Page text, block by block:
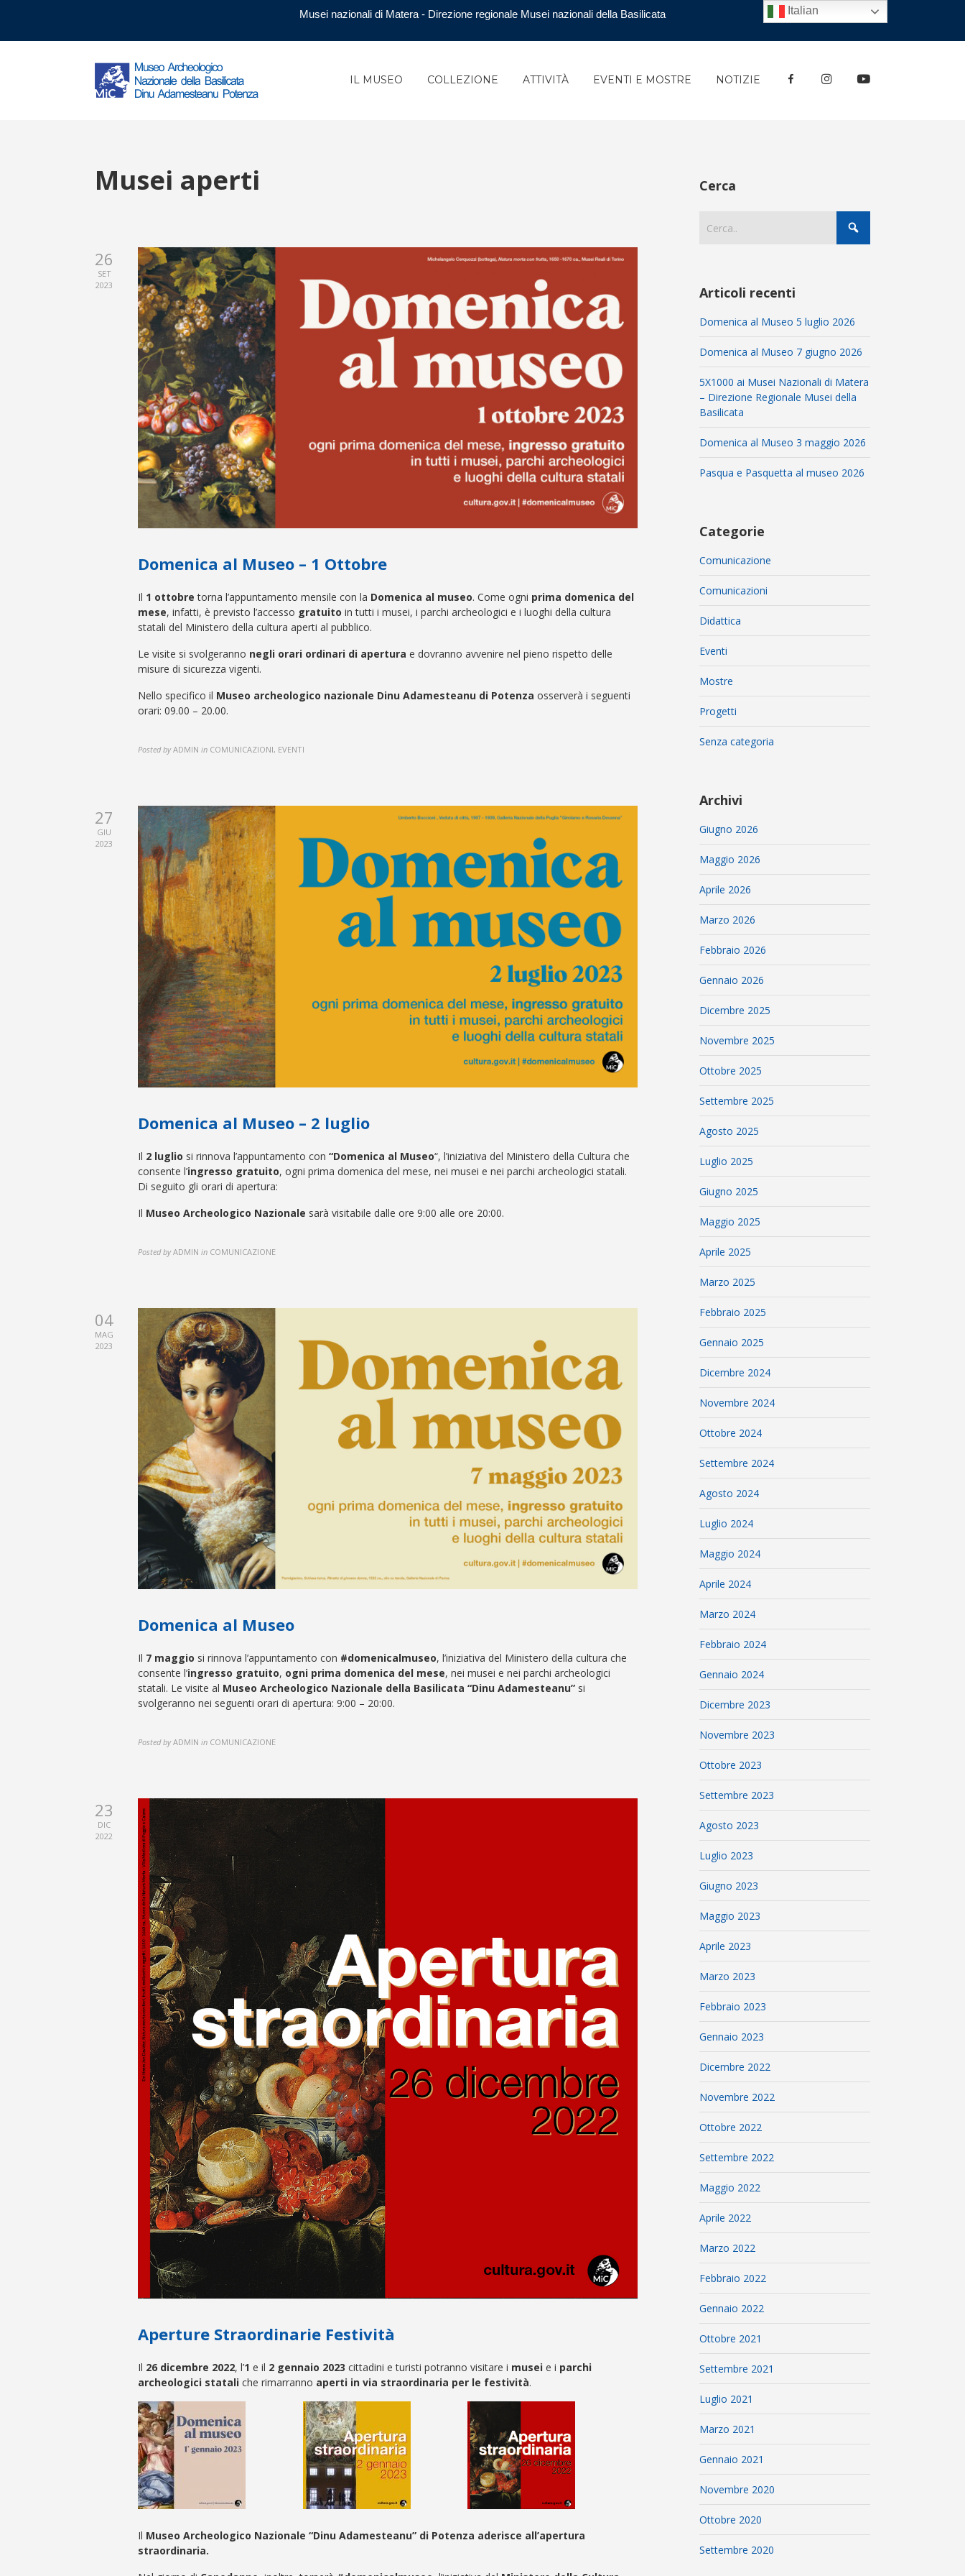
Musei nazionali di Matera - Direzione regionale Musei nazionali della Basilicata
IL MUSEO COLLEZIONE ATTIVITÀ EVENTI E MOSTRE NOTIZIE FACEBOOKINSTAGRAMYOUTUBE
Musei aperti
26
SET
2023
Domenica al Museo – 1 Ottobre
Il 1 ottobre torna l’appuntamento mensile con la Domenica al museo. Come ogni prima domenica del
mese, infatti, è previsto l’accesso gratuito in tutti i musei, i parchi archeologici e i luoghi della cultura
statali del Ministero della cultura aperti al pubblico.
Le visite si svolgeranno negli orari ordinari di apertura e dovranno avvenire nel pieno rispetto delle
misure di sicurezza vigenti.
Nello specifico il Museo archeologico nazionale Dinu Adamesteanu di Potenza osserverà i seguenti
orari: 09.00 – 20.00.
Posted by ADMIN in COMUNICAZIONI, EVENTI
27
GIU
2023
Domenica al Museo – 2 luglio
Il 2 luglio si rinnova l’appuntamento con “Domenica al Museo“, l’iniziativa del Ministero della Cultura che
consente l’ingresso gratuito, ogni prima domenica del mese, nei musei e nei parchi archeologici statali.
Di seguito gli orari di apertura:
Il Museo Archeologico Nazionale sarà visitabile dalle ore 9:00 alle ore 20:00.
Posted by ADMIN in COMUNICAZIONE
04
MAG
2023
Domenica al Museo
Il 7 maggio si rinnova l’appuntamento con #domenicalmuseo, l’iniziativa del Ministero della cultura che
consente l’ingresso gratuito, ogni prima domenica del mese, nei musei e nei parchi archeologici
statali. Le visite al Museo Archeologico Nazionale della Basilicata “Dinu Adamesteanu” si
svolgeranno nei seguenti orari di apertura: 9:00 – 20:00.
Posted by ADMIN in COMUNICAZIONE
23
DIC
2022
Aperture Straordinarie Festività
Il 26 dicembre 2022, l’1 e il 2 gennaio 2023 cittadini e turisti potranno visitare i musei e i parchi
archeologici statali che rimarranno aperti in via straordinaria per le festività.
Il Museo Archeologico Nazionale “Dinu Adamesteanu” di Potenza aderisce all’apertura
straordinaria.
Cerca
Articoli recenti
Domenica al Museo 5 luglio 2026
Domenica al Museo 7 giugno 2026
5X1000 ai Musei Nazionali di Matera
– Direzione Regionale Musei della
Basilicata
Domenica al Museo 3 maggio 2026
Pasqua e Pasquetta al museo 2026
Categorie
Comunicazione
Comunicazioni
Didattica
Eventi
Mostre
Progetti
Senza categoria
Archivi
Giugno 2026
Maggio 2026
Aprile 2026
Marzo 2026
Febbraio 2026
Gennaio 2026
Dicembre 2025
Novembre 2025
Ottobre 2025
Settembre 2025
Agosto 2025
Luglio 2025
Giugno 2025
Maggio 2025
Aprile 2025
Marzo 2025
Febbraio 2025
Gennaio 2025
Dicembre 2024
Novembre 2024
Ottobre 2024
Settembre 2024
Agosto 2024
Luglio 2024
Maggio 2024
Aprile 2024
Marzo 2024
Febbraio 2024
Gennaio 2024
Dicembre 2023
Novembre 2023
Ottobre 2023
Settembre 2023
Agosto 2023
Luglio 2023
Giugno 2023
Maggio 2023
Aprile 2023
Marzo 2023
Febbraio 2023
Gennaio 2023
Dicembre 2022
Novembre 2022
Ottobre 2022
Settembre 2022
Maggio 2022
Aprile 2022
Marzo 2022
Febbraio 2022
Gennaio 2022
Ottobre 2021
Settembre 2021
Luglio 2021
Marzo 2021
Gennaio 2021
Novembre 2020
Ottobre 2020
Settembre 2020
Italian